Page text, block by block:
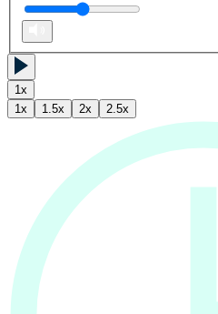
1x
1x 1.5x 2x 2.5x